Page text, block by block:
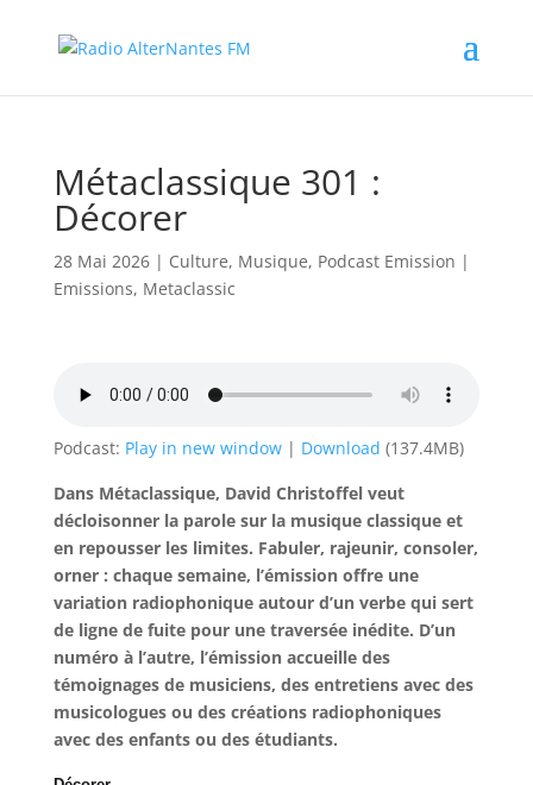
Métaclassique 301 :
Décorer
28 Mai 2026| Culture, Musique, Podcast Emission |
Emissions, Metaclassic
Podcast: Play in new window| Download (137.4MB)
Dans Métaclassique, David Christoffel veut
décloisonner la parole sur la musique classique et
en repousser les limites. Fabuler, rajeunir, consoler,
orner : chaque semaine, l’émission offre une
variation radiophonique autour d’un verbe qui sert
de ligne de fuite pour une traversée inédite. D’un
numéro à l’autre, l’émission accueille des
témoignages de musiciens, des entretiens avec des
musicologues ou des créations radiophoniques
avec des enfants ou des étudiants.